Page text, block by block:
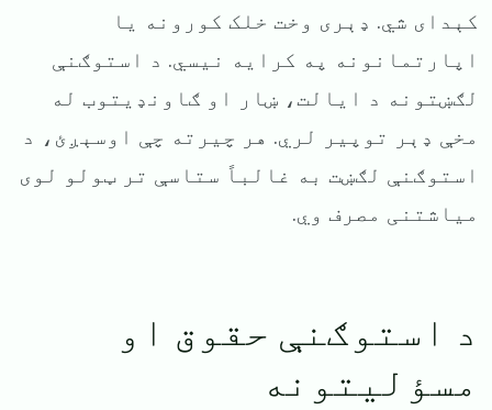
کېدای شي. ډېری وخت خلک کورونه یا
اپارتمانونه په کرایه نیسي. د استوګنې
لګښتونه د ایالت، ښار او ګاونډیتوب له
مخې ډېر توپیر لري. هر چیرته چې اوسېږئ، د
استوګنې لګښت به غالباً ستاسې تر ټولو لوی
میاشتنی مصرف وي.
د استوګنې حقوق او
مسؤلیتونه